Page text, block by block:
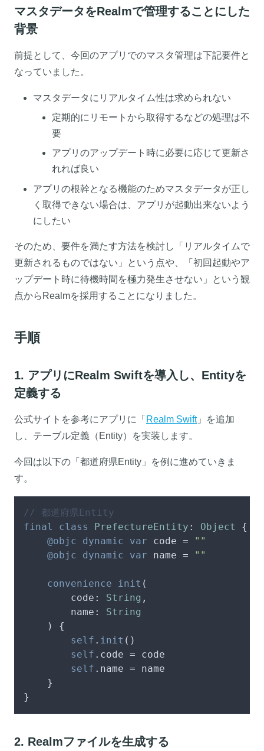
マスタデータをRealmで管理することにした
背景
前提として、今回のアプリでのマスタ管理は下記要件と
なっていました。
マスタデータにリアルタイム性は求められない
定期的にリモートから取得するなどの処理は不
要
アプリのアップデート時に必要に応じて更新さ
れれば良い
アプリの根幹となる機能のためマスタデータが正し
く取得できない場合は、アプリが起動出来ないよう
にしたい
そのため、要件を満たす方法を検討し「リアルタイムで
更新されるものではない」という点や、「初回起動やア
ップデート時に待機時間を極力発生させない」という観
点からRealmを採用することになりました。
手順
1. アプリにRealm Swiftを導入し、Entityを
定義する
公式サイトを参考にアプリに「 Realm Swift」を追加
し、テーブル定義（Entity）を実装します。
今回は以下の「都道府県Entity」を例に進めていきま
す。
// 都道府県Entity
final
class PrefectureEntity : Object
{
@objc
dynamic var code =
""
@objc
dynamic var name = ""
convenience init (
code : String ,
name : String
    ) {
self . init ()
self .code = code
self .name = name
    }
}
2. Realmファイルを生成する